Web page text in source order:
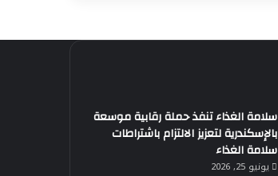
سلامة الغذاء تنفذ حملة رقابية موسعة
بالإسكندرية لتعزيز الالتزام باشتراطات
سلامة الغذاء
يونيو 25, 2026